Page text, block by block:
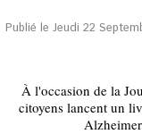
Publié le Jeudi 22
À l'occasion de la
citoyens lancent un